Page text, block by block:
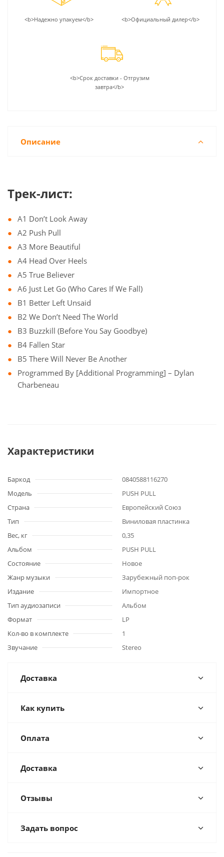
<b>Надежно упакуем</b> <b>Официальный дилер</b>
<b>Срок доставки - Отгрузим
завтра</b>
Описание
Трек-лист:
A1 Don’t Look Away
A2 Push Pull
A3 More Beautiful
A4 Head Over Heels
A5 True Believer
A6 Just Let Go (Who Cares If We Fall)
B1 Better Left Unsaid
B2 We Don’t Need The World
B3 Buzzkill (Before You Say Goodbye)
B4 Fallen Star
B5 There Will Never Be Another
Programmed By [Additional Programming] – Dylan
Charbeneau
Характеристики
Баркод
0840588116270
Модель
PUSH PULL
Страна
Европейский Союз
Тип
Виниловая пластинка
Вес, кг
0,35
Альбом
PUSH PULL
Состояние
Новое
Жанр музыки
Зарубежный поп-рок
Издание
Импортное
Тип аудиозаписи
Альбом
Формат
LP
Кол-во в комплекте
1
Звучание
Stereo
Доставка
Как купить
Оплата
Доставка
Отзывы
Задать вопрос